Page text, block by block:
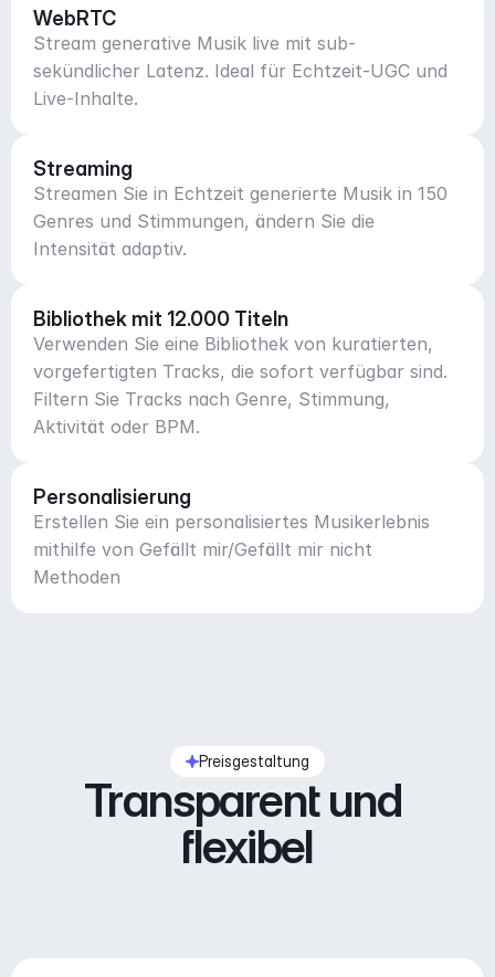
WebRTC
Stream generative Musik live mit sub-
sekündlicher Latenz. Ideal für Echtzeit-UGC und
Live-Inhalte.
Streaming
Streamen Sie in Echtzeit generierte Musik in 150
Genres und Stimmungen, ändern Sie die
Intensität adaptiv.
Bibliothek mit 12.000 Titeln
Verwenden Sie eine Bibliothek von kuratierten,
vorgefertigten Tracks, die sofort verfügbar sind.
Filtern Sie Tracks nach Genre, Stimmung,
Aktivität oder BPM.
Personalisierung
Erstellen Sie ein personalisiertes Musikerlebnis
mithilfe von Gefällt mir/Gefällt mir nicht
Methoden
Preisgestaltung
Transparent und
flexibel